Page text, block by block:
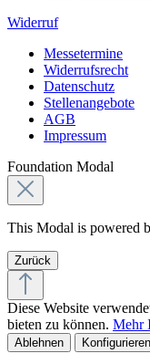
Widerruf
Messetermine
Widerrufsrecht
Datenschutz
Stellenangebote
AGB
Impressum
Foundation Modal
This Modal is powered
Zurück
Diese Website
bieten zu können. Mehr
Ablehnen Konfigurieren